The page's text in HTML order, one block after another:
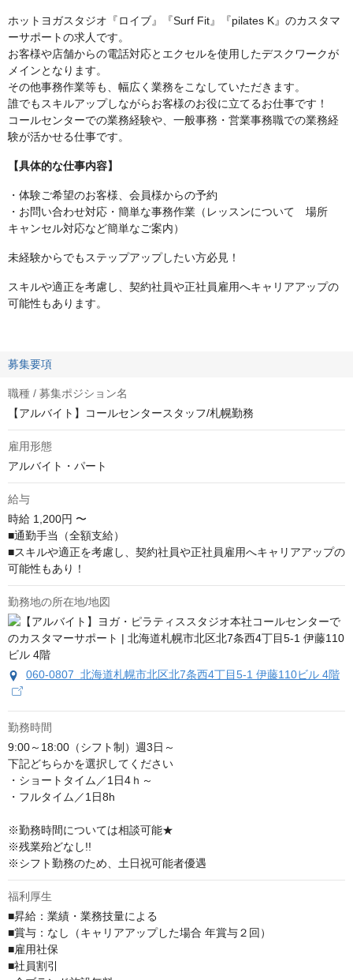
ホットヨガスタジオ『ロイブ』『Surf Fit』『pilates K』のカスタマ
ーサポートの求人です。
お客様や店舗からの電話対応とエクセルを使用したデスクワークが
メインとなります。
その他事務作業等も、幅広く業務をこなしていただきます。
誰でもスキルアップしながらお客様のお役に立てるお仕事です！
コールセンターでの業務経験や、一般事務・営業事務職での業務経
験が活かせる仕事です。
【具体的な仕事内容】
・体験ご希望のお客様、会員様からの予約
・お問い合わせ対応・簡単な事務作業（レッスンについて 場所
キャンセル対応など簡単なご案内）
未経験からでもステップアップしたい方必見！
スキルや適正を考慮し、契約社員や正社員雇用へキャリアアップの
可能性もあります。
募集要項
職種 / 募集ポジション名
【アルバイト】コールセンタースタッフ/札幌勤務
雇用形態
アルバイト・パート
給与
時給 1,200円 〜
■通勤手当（全額支給）
■スキルや適正を考慮し、契約社員や正社員雇用へキャリアアップの
可能性もあり！
勤務地の所在地/地図
060-0807 北海道札幌市北区北7条西4丁目5-1 伊藤110ビル 4階
勤務時間
9:00～18:00（シフト制）週3日～
下記どちらかを選択してください
・ショートタイム／1日4ｈ～
・フルタイム／1日8h
※勤務時間については相談可能★
※残業殆どなし!!
※シフト勤務のため、土日祝可能者優遇
福利厚生
■昇給：業績・業務技量による
■賞与：なし（キャリアアップした場合 年賞与２回）
■雇用社保
■社員割引